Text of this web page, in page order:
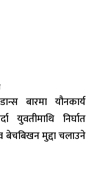
बारमा यौनकार्य
युवतीमाथि निर्घात
बेचबिखन मुद्दा चलाउने